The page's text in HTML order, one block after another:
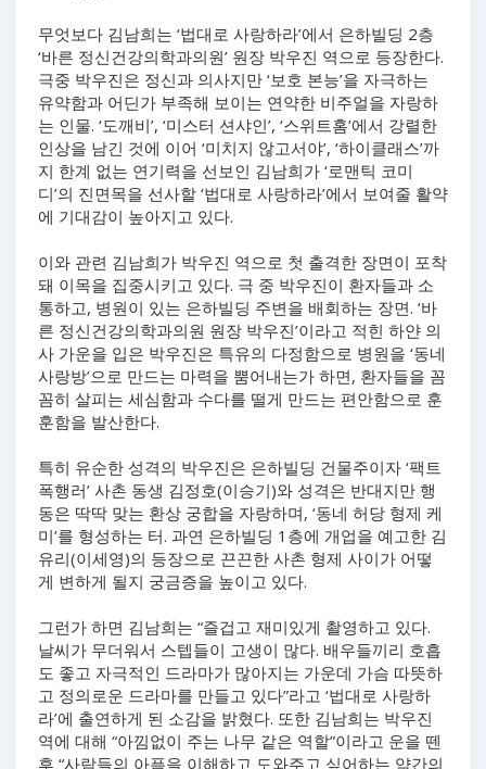
무엇보다 김남희는 ‘법대로 사랑하라’에서 은하빌딩 2층
‘바른 정신건강의학과의원’ 원장 박우진 역으로 등장한다.
극중 박우진은 정신과 의사지만 ‘보호 본능’을 자극하는
유약함과 어딘가 부족해 보이는 연약한 비주얼을 자랑하
는 인물. ‘도깨비’, ‘미스터 션샤인’, ‘스위트홈’에서 강렬한
인상을 남긴 것에 이어 ‘미치지 않고서야’, ‘하이클래스’까
지 한계 없는 연기력을 선보인 김남희가 ‘로맨틱 코미
디’의 진면목을 선사할 ‘법대로 사랑하라’에서 보여줄 활약
에 기대감이 높아지고 있다.
이와 관련 김남희가 박우진 역으로 첫 출격한 장면이 포착
돼 이목을 집중시키고 있다. 극 중 박우진이 환자들과 소
통하고, 병원이 있는 은하빌딩 주변을 배회하는 장면. ‘바
른 정신건강의학과의원 원장 박우진’이라고 적힌 하얀 의
사 가운을 입은 박우진은 특유의 다정함으로 병원을 ‘동네
사랑방’으로 만드는 마력을 뿜어내는가 하면, 환자들을 꼼
꼼히 살피는 세심함과 수다를 떨게 만드는 편안함으로 훈
훈함을 발산한다.
특히 유순한 성격의 박우진은 은하빌딩 건물주이자 ‘팩트
폭행러’ 사촌 동생 김정호(이승기)와 성격은 반대지만 행
동은 딱딱 맞는 환상 궁합을 자랑하며, ‘동네 허당 형제 케
미’를 형성하는 터. 과연 은하빌딩 1층에 개업을 예고한 김
유리(이세영)의 등장으로 끈끈한 사촌 형제 사이가 어떻
게 변하게 될지 궁금증을 높이고 있다.
그런가 하면 김남희는 “즐겁고 재미있게 촬영하고 있다.
날씨가 무더워서 스텝들이 고생이 많다. 배우들끼리 호흡
도 좋고 자극적인 드라마가 많아지는 가운데 가슴 따뜻하
고 정의로운 드라마를 만들고 있다”라고 ‘법대로 사랑하
라’에 출연하게 된 소감을 밝혔다. 또한 김남희는 박우진
역에 대해 “아낌없이 주는 나무 같은 역할”이라고 운을 뗀
후 “사람들의 아픔을 이해하고 도와주고 싶어하는 약간의